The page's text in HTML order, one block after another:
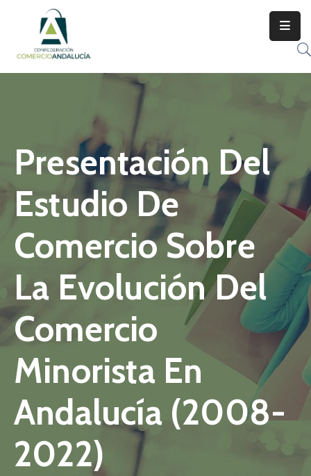
Presentación Del
Estudio De
Comercio Sobre
La Evolución Del
Comercio
Minorista En
Andalucía (2008-
2022)